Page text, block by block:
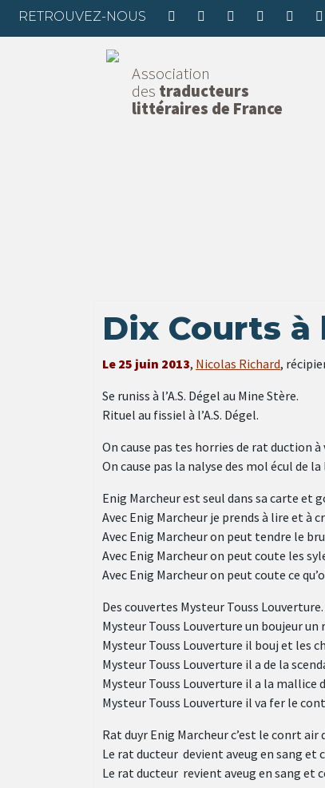
RETROUVEZ-NOUS
Association
des traducteurs
littéraires de France
Dix Courts à
Le 25 juin 2013, Nicolas Richard,
Se runiss à l’A.S. Dégel au Mine Stère.
Rituel au fissiel à l’A.S. Dégel.
On cause pas tes horries de rat duction à
On cause pas la nalyse des mol écul de
Enig Marcheur est seul dans sa carte et
Avec Enig Marcheur je prends à lire et à
Avec Enig Marcheur on peut tendre le
Avec Enig Marcheur on peut coute les
Avec Enig Marcheur on peut coute ce
Des couvertes Mysteur Touss Louverture.
Mysteur Touss Louverture un boujeur un
Mysteur Touss Louverture il bouj et les
Mysteur Touss Louverture il a de la
Mysteur Touss Louverture il a la mallice
Mysteur Touss Louverture il va fer le
Rat duyr Enig Marcheur c’est le conrt air
Le rat ducteur devient aveug en sang et
Le rat ducteur revient aveug en sang et